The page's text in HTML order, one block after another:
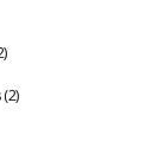
(2)